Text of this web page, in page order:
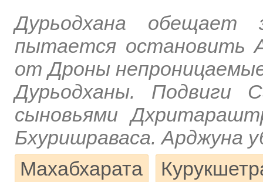
Дурьодхана обещает
пытается остановить
от Дроны
Дурьодханы. Подвиги
сыновьями
Бхуришраваса. Арджуна
Махабхарата